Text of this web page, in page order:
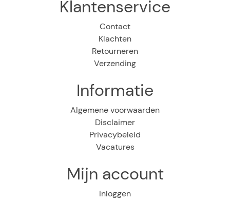
Klantenservice
Contact
Klachten
Retourneren
Verzending
Informatie
Algemene voorwaarden
Disclaimer
Privacybeleid
Vacatures
Mijn account
Inloggen